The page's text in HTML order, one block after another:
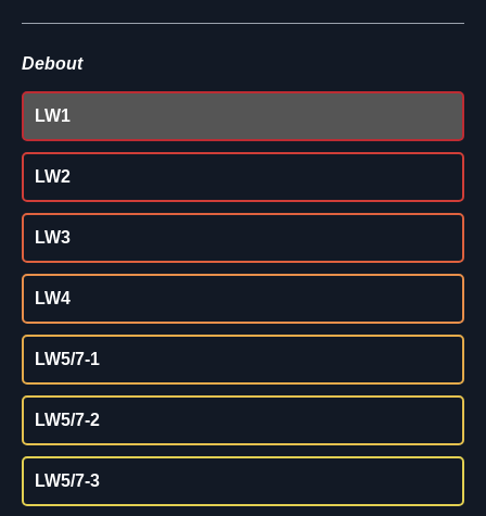
Debout
LW1
LW2
LW3
LW4
LW5/7-1
LW5/7-2
LW5/7-3